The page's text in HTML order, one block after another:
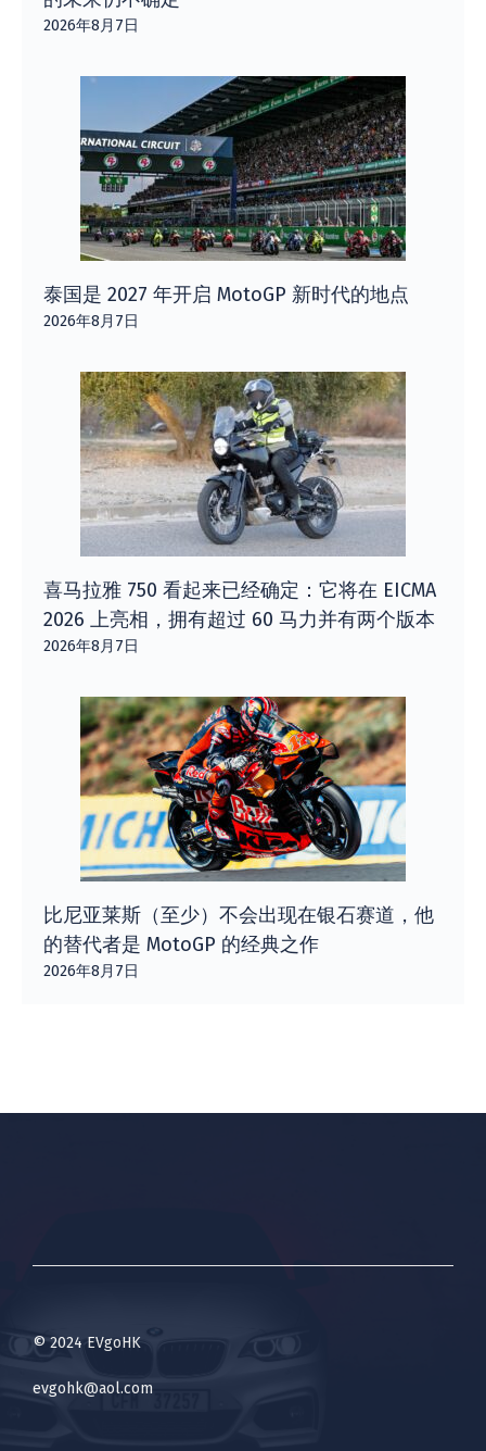
2026年8月7日
泰国是 2027 年开启 MotoGP 新时代的地点
2026年8月7日
喜马拉雅 750 看起来已经确定：它将在 EICMA
2026 上亮相，拥有超过 60 马力并有两个版本
2026年8月7日
比尼亚莱斯（至少）不会出现在银石赛道，他
的替代者是 MotoGP 的经典之作
2026年8月7日
© 2024 EVgoHK
evgohk@aol.com